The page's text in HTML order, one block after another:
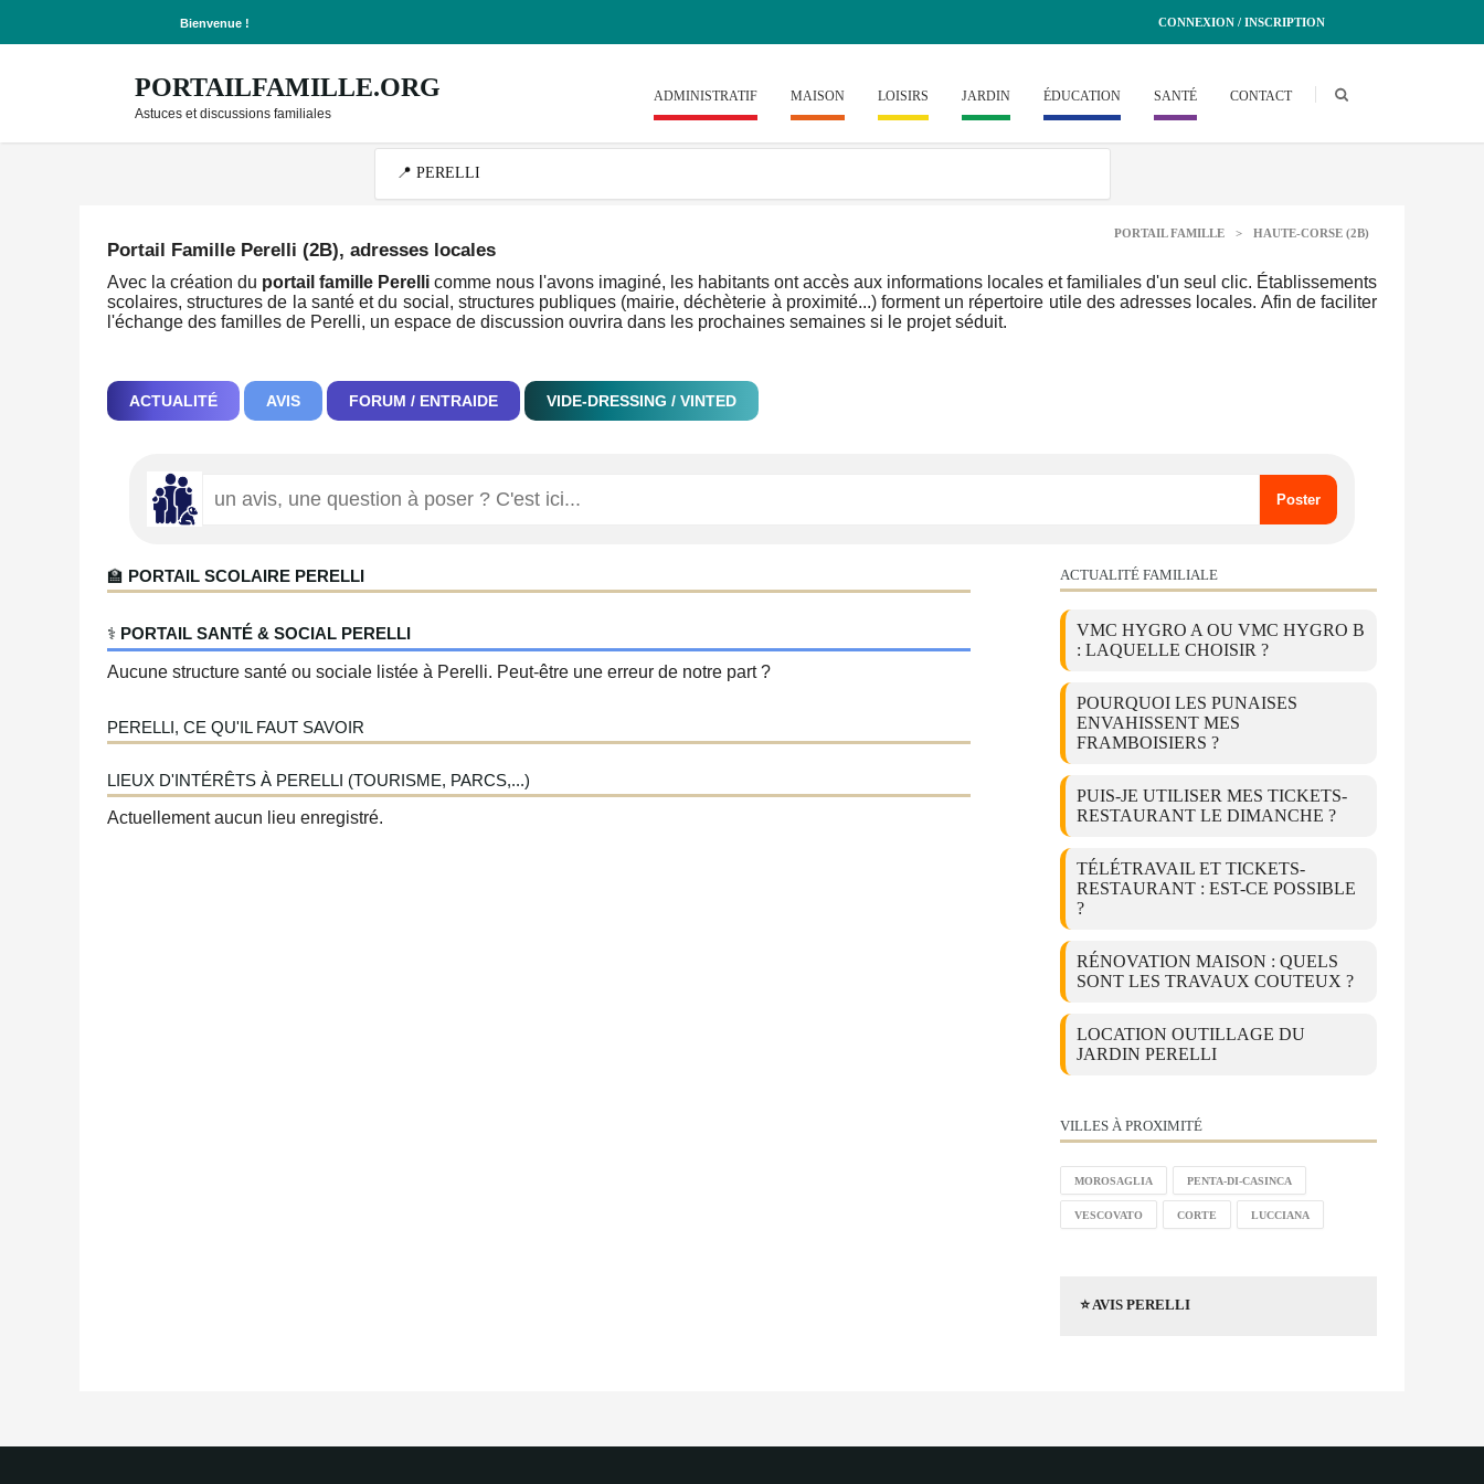
Bienvenue ! CONNEXION / INSCRIPTION
PORTAILFAMILLE.ORG
Astuces et discussions familiales
ADMINISTRATIF MAISON LOISIRS JARDIN ÉDUCATION SANTÉ CONTACT
PORTAIL FAMILLE > HAUTE-CORSE (2B)
Portail Famille Perelli (2B), adresses locales
Avec la création du portail famille Perelli comme nous l'avons imaginé, les habitants ont accès aux informations locales et familiales d'un seul clic. Établissements
scolaires, structures de la santé et du social, structures publiques (mairie, déchèterie à proximité...) forment un répertoire utile des adresses locales. Afin de faciliter
l'échange des familles de Perelli, un espace de discussion ouvrira dans les prochaines semaines si le projet séduit.
ACTUALITÉ AVIS FORUM / ENTRAIDE VIDE-DRESSING / VINTED
🏫 PORTAIL SCOLAIRE PERELLI
‍⚕️ PORTAIL SANTÉ & SOCIAL PERELLI
Aucune structure santé ou sociale listée à Perelli. Peut-être une erreur de notre part ?
PERELLI, CE QU'IL FAUT SAVOIR
LIEUX D'INTÉRÊTS À PERELLI (TOURISME, PARCS,...)
Actuellement aucun lieu enregistré.
ACTUALITÉ FAMILIALE
VMC HYGRO A OU VMC HYGRO B
: LAQUELLE CHOISIR ?
POURQUOI LES PUNAISES
ENVAHISSENT MES
FRAMBOISIERS ?
PUIS-JE UTILISER MES TICKETS-
RESTAURANT LE DIMANCHE ?
TÉLÉTRAVAIL ET TICKETS-
RESTAURANT : EST-CE POSSIBLE
?
RÉNOVATION MAISON : QUELS
SONT LES TRAVAUX COUTEUX ?
LOCATION OUTILLAGE DU
JARDIN PERELLI
VILLES À PROXIMITÉ
MOROSAGLIA PENTA-DI-CASINCA
VESCOVATO CORTE LUCCIANA
⭐ AVIS PERELLI